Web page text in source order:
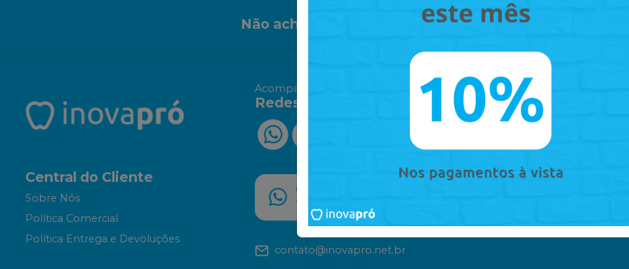
Não achou algum produto? Sugira para a InovaPró
Central do Cliente
Sobre Nós
Política Comercial
Política Entrega e Devoluções
Acompanhe nas
Redes Sociais
Chame no
11 96340-6135
contato@inovapro.net.br